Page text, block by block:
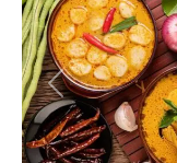
Previous